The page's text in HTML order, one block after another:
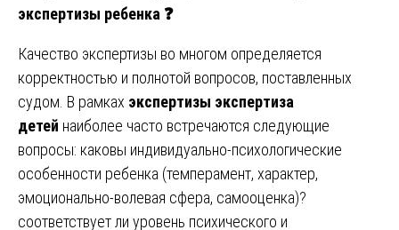
экспертизы ребенка ❓
Качество экспертизы во многом определяется
корректностью и полнотой вопросов, поставленных
судом. В рамках экспертизы экспертиза
детей наиболее часто встречаются следующие
вопросы: каковы индивидуально-психологические
особенности ребенка (темперамент, характер,
эмоционально-волевая сфера, самооценка)?
соответствует ли уровень психического и